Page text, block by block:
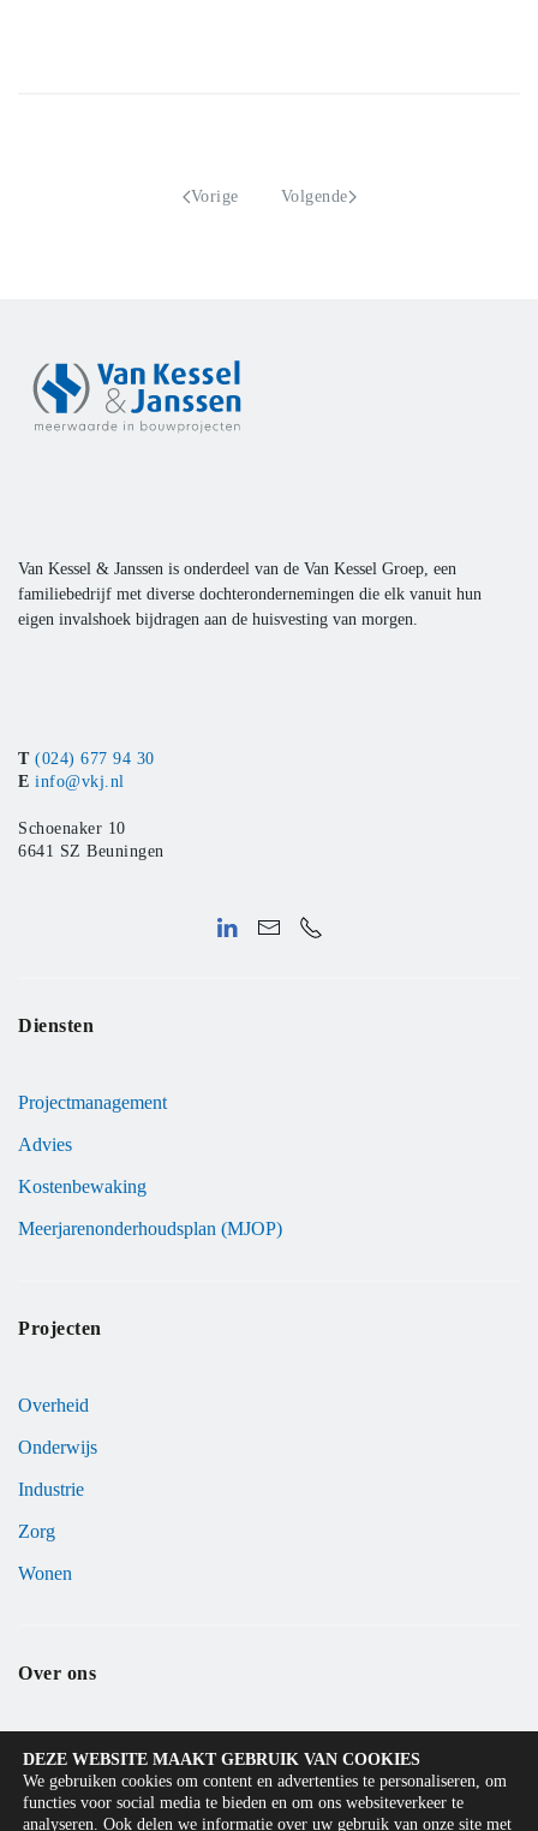
Vorige Volgende
Van Kessel & Janssen is onderdeel van de Van Kessel Groep, een
familiebedrijf met diverse dochterondernemingen die elk vanuit hun
eigen invalshoek bijdragen aan de huisvesting van morgen.
T (024) 677 94 30
E info@vkj.nl
Schoenaker 10
6641 SZ Beuningen
Diensten
Projectmanagement
Advies
Kostenbewaking
Meerjarenonderhoudsplan (MJOP)
Projecten
Overheid
Onderwijs
Industrie
Zorg
Wonen
Over ons
Hier geloven wij in
Ons team
DEZE WEBSITE MAAKT GEBRUIK VAN COOKIES
We gebruiken cookies om content en advertenties te personaliseren, om
functies voor social media te bieden en om ons websiteverkeer te
analyseren. Ook delen we informatie over uw gebruik van onze site met